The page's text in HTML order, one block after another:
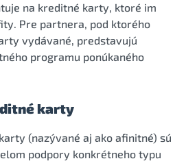
na kreditné karty, ktoré im
Pre partnera, pod ktorého
vydávané, predstavujú
programu ponúkaného
karty
(nazývané aj ako afinitné) sú
podpory konkrétneho typu